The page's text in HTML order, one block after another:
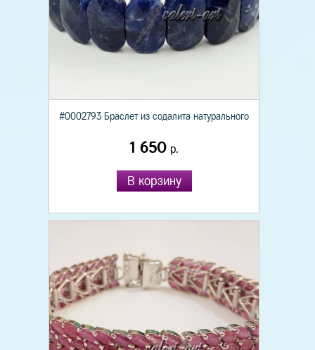
#0002793 Браслет из содалита натурального
1 650 р.
В корзину